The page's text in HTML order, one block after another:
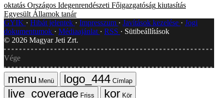
oktatás Országos Idegenrendészeti Főigazgatóság kiutasítás
Egyesült Államok tanár
GYIK
Hibát jelentek Impresszum Javítások kezelése
Jogi
dokumentumok
Médiaajánlat RSS
Sütibeállítások
© 2026 Magyar Jeti Zrt.
Vége
Menü
Címlap
Friss
Kör